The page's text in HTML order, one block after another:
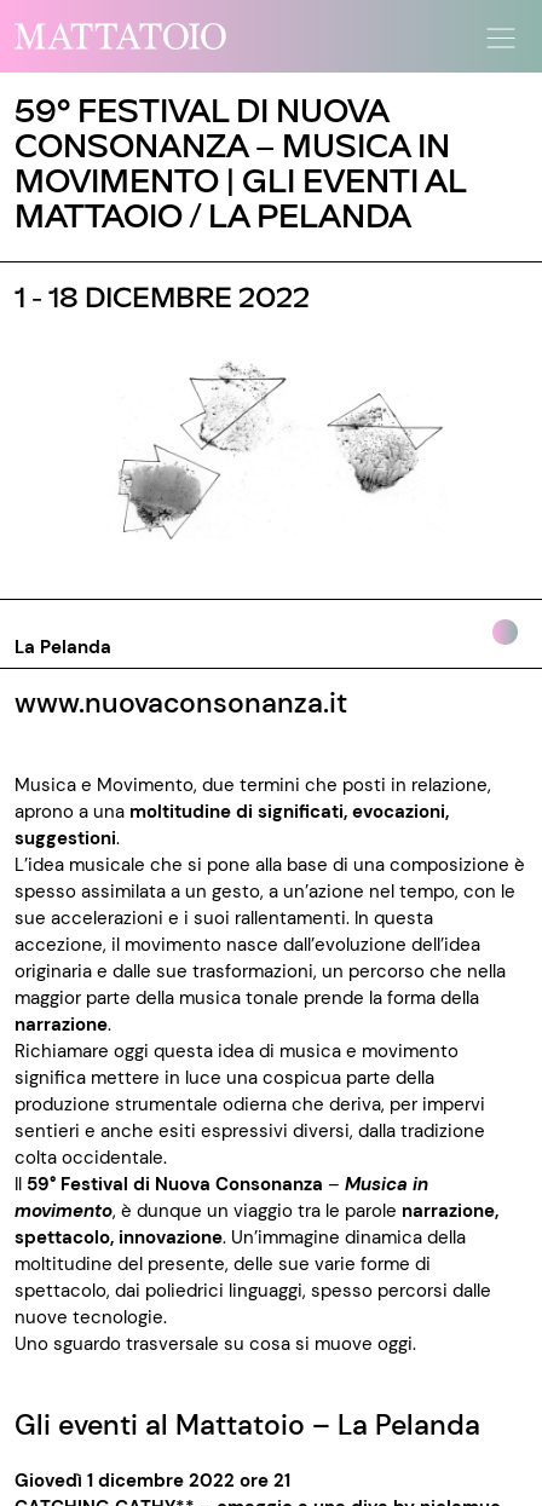
59° FESTIVAL DI NUOVA
CONSONANZA – MUSICA IN
MOVIMENTO | GLI EVENTI AL
MATTAOIO / LA PELANDA
1 - 18 DICEMBRE 2022
La Pelanda
www.nuovaconsonanza.it
Musica e Movimento, due termini che posti in relazione,
aprono a una moltitudine di significati, evocazioni,
suggestioni.
L’idea musicale che si pone alla base di una composizione è
spesso assimilata a un gesto, a un’azione nel tempo, con le
sue accelerazioni e i suoi rallentamenti. In questa
accezione, il movimento nasce dall’evoluzione dell’idea
originaria e dalle sue trasformazioni, un percorso che nella
maggior parte della musica tonale prende la forma della
narrazione.
Richiamare oggi questa idea di musica e movimento
significa mettere in luce una cospicua parte della
produzione strumentale odierna che deriva, per impervi
sentieri e anche esiti espressivi diversi, dalla tradizione
colta occidentale.
Il 59° Festival di Nuova Consonanza – Musica in
movimento, è dunque un viaggio tra le parole narrazione,
spettacolo, innovazione. Un’immagine dinamica della
moltitudine del presente, delle sue varie forme di
spettacolo, dai poliedrici linguaggi, spesso percorsi dalle
nuove tecnologie.
Uno sguardo trasversale su cosa si muove oggi.
Gli eventi al Mattatoio – La Pelanda
Giovedì 1 dicembre 2022 ore 21